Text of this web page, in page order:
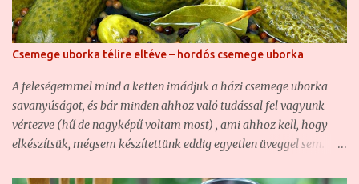
termelőktől, vagy akárhonnan, csak ne a multiktól, mert azoknál
vagy rohadtat kapunk, vagy olyat, amelyik még teljesen éretlen. A
befőtthöz pedig ezek egyike sem jó. Ahhoz szép érett, egészséges
szilvák kellenek, hiszen a végeredmény minőségét erősen
befolyásolja az alapanyag minősége. Hozzávalók a
szilvabefőtthöz: - 2 kg szilva - 40 dkg kristálycukor - 1 liter
csapvíz - fahéj (o...
Csemege uborka télire eltéve – hordós csemege uborka
A feleségemmel mind a ketten imádjuk a házi csemege uborka
savanyúságot, és bár minden ahhoz való tudással fel vagyunk
vértezve (hű de nagyképű voltam most) , ami ahhoz kell, hogy
elkészítsük, mégsem készítettünk eddig egyetlen üveggel sem.